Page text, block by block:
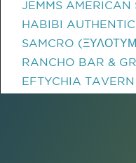
JEMMS AMERICAN
HABIBI
SAMCRO
RANCHO BAR &
EFTYCHIA TAVERN